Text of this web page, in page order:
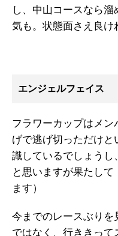
し、中山コースなら
気も。状態面さえ良け
エンジェルフェイス
フラワーカップはメ
げで逃げ切っただけ
識しているでしょうし
と思いますが果たし
ます）
今までのレースぶり
ではなく、行ききっ